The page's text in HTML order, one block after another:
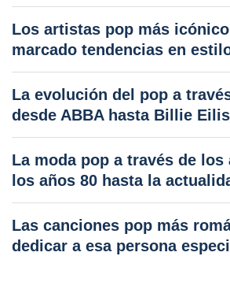
Los artistas pop más
marcado tendencias en
La evolución del pop a
desde ABBA hasta Billie
La moda pop a través de los
los años 80 hasta la
Las canciones pop más
dedicar a esa persona